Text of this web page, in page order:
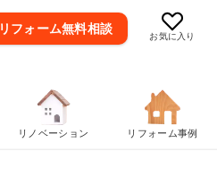
お気に入り
リフォーム無料相談
リノベーション リフォーム事例